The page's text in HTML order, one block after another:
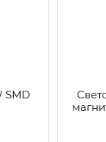
SMD